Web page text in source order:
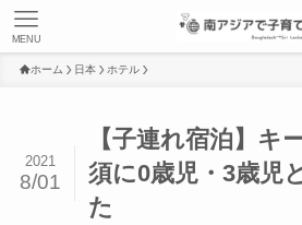
MENU
ホーム 日本 ホテル
【子連れ宿泊】キ
須に0歳児・3歳児
た
2021
8/01